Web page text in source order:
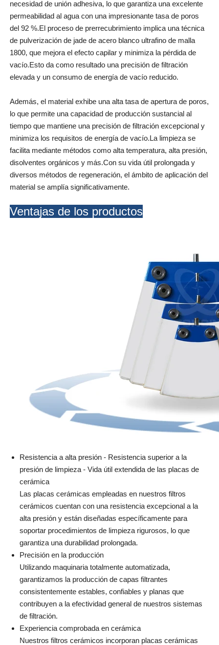
necesidad de unión adhesiva, lo que garantiza una excelente
permeabilidad al agua con una impresionante tasa de poros
del 92 %.El proceso de prerrecubrimiento implica una técnica
de pulverización de jade de acero blanco ultrafino de malla
1800, que mejora el efecto capilar y minimiza la pérdida de
vacío.Esto da como resultado una precisión de filtración
elevada y un consumo de energía de vacío reducido.
Además, el material exhibe una alta tasa de apertura de poros,
lo que permite una capacidad de producción sustancial al
tiempo que mantiene una precisión de filtración excepcional y
minimiza los requisitos de energía de vacío.La limpieza se
facilita mediante métodos como alta temperatura, alta presión,
disolventes orgánicos y más.Con su vida útil prolongada y
diversos métodos de regeneración, el ámbito de aplicación del
material se amplía significativamente.
Ventajas de los productos
Resistencia a alta presión - Resistencia superior a la
presión de limpieza - Vida útil extendida de las placas de
cerámica
Las placas cerámicas empleadas en nuestros filtros
cerámicos cuentan con una resistencia excepcional a la
alta presión y están diseñadas específicamente para
soportar procedimientos de limpieza rigurosos, lo que
garantiza una durabilidad prolongada.
Precisión en la producción
Utilizando maquinaria totalmente automatizada,
garantizamos la producción de capas filtrantes
consistentemente estables, confiables y planas que
contribuyen a la efectividad general de nuestros sistemas
de filtración.
Experiencia comprobada en cerámica
Nuestros filtros cerámicos incorporan placas cerámicas